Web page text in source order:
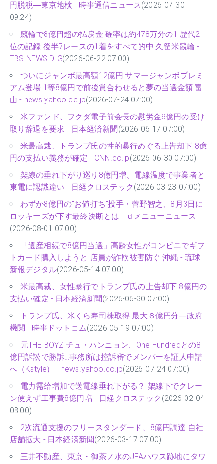
円脱税―東京地検 - 時事通信ニュース(2026-07-30
09:24)
競輪で8億円超の払戻金 確率は約478万分の1 歴代2
位の記録 後半7レースの1着をすべて的中 久留米競輪 -
TBS NEWS DIG(2026-06-22 07:00)
ついにジャンボ最高額12億円 サマージャンボプレミ
アム登場 1等8億円で前後賞合わせると夢の当選金額 富
山 - news.yahoo.co.jp(2026-07-24 07:00)
米ファンド、フクダ電子前会長の慰労金8億円の受け
取り辞退を要求 - 日本経済新聞 (2026-06-17 07:00)
米最高裁、トランプ氏の性的暴行めぐる上告却下 8億
円の支払い義務が確定 - CNN.co.jp(2026-06-30 07:00)
架線の垂れ下がり巡り8億円増、電線温度で事業者と
東電に認識違い - 日経クロステック (2026-03-23 07:00)
わずか8億円の"お値打ち"投手・菅野智之、8月3日に
ロッキーズが下す最終決断とは - ｄメニューニュース
(2026-08-01 07:00)
「遺産相続で8億円当選」高齢女性がコンビニでギフ
トカード購入しようと 店員が詐欺被害防ぐ 沖縄 - 琉球
新報デジタル(2026-05-14 07:00)
米最高裁、女性暴行でトランプ氏の上告却下 8億円の
支払い確定 - 日本経済新聞(2026-06-30 07:00)
トランプ氏、米くら寿司株取得 最大８億円分―政府
機関 - 時事ドットコム(2026-05-19 07:00)
元THE BOYZ チュ・ハンニョン、One Hundredとの8
億円訴訟で勝訴…事務所は控訴審でメンバーを証人申請
へ（Kstyle） - news.yahoo.co.jp(2026-07-24 07:00)
電力需給増加で送電線垂れ下がる？ 架線下でクレー
ン使えず工事費8億円増 - 日経クロステック (2026-02-04
08:00)
2次流通支援のフリースタンダード、8億円調達 自社
店舗拡大 - 日本経済新聞(2026-03-17 07:00)
三井不動産、東京・御茶ノ水のJFAハウス跡地にタワ